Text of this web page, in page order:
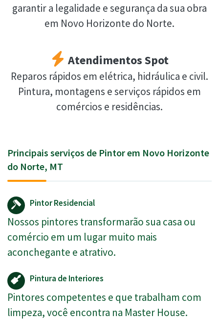
garantir a legalidade e segurança da sua obra
em Novo Horizonte do Norte.
Atendimentos Spot
Reparos rápidos em elétrica, hidráulica e civil.
Pintura, montagens e serviços rápidos em
comércios e residências.
Principais serviços de Pintor em Novo Horizonte
do Norte, MT
Pintor Residencial
Nossos pintores transformarão sua casa ou
comércio em um lugar muito mais
aconchegante e atrativo.
Pintura de Interiores
Pintores competentes e que trabalham com
limpeza, você encontra na Master House.